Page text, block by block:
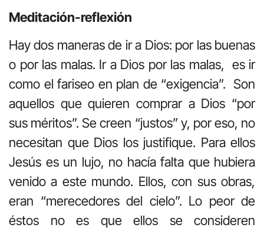
Meditación-reflexión
Hay dos maneras de ir a Dios: por las buenas
o por las malas. Ir a Dios por las malas, es ir
como el fariseo en plan de “exigencia”. Son
aquellos que quieren comprar a Dios “por
sus méritos”. Se creen “justos” y, por eso, no
necesitan que Dios los justifique. Para ellos
Jesús es un lujo, no hacía falta que hubiera
venido a este mundo. Ellos, con sus obras,
eran “merecedores del cielo”. Lo peor de
éstos no es que ellos se consideren